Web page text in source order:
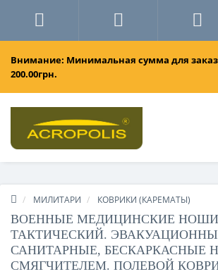
Внимание: Минимальная сумма для
200.00грн.
МИЛИТАРИ КОВРИКИ (КАРЕМАТЫ)
ВОЕННЫЕ МЕДИЦИНСКИЕ
ТАКТИЧЕСКИЙ.
САНИТАРНЫЕ, БЕСКАРКАСНЫЕ
СМЯГЧИТЕЛЕМ. ПОЛЕВОЙ